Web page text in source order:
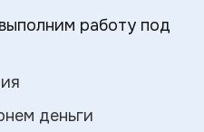
работу под
деньги